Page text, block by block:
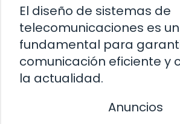
El diseño de sistemas de
telecomunicaciones es
fundamental para
comunicación eficiente y
la actualidad.
Anuncios